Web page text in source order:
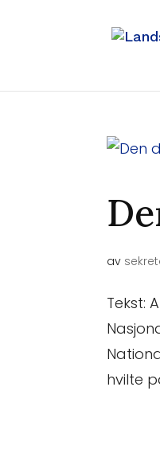
av
Tekst:
hvilte